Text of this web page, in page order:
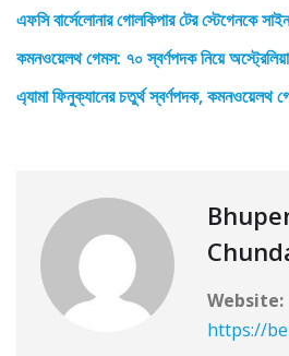
এফসি বার্সেলোনার গোলকিপার টের স্টেগেনকে
কমনওয়েলথ গেমস: ৭০ স্বর্ণপদক নিয়ে
এ্যামা ফিনুক্যানের চতুর্থ স্বর্ণপদক, কমনওয়েলথ
Website:
https://